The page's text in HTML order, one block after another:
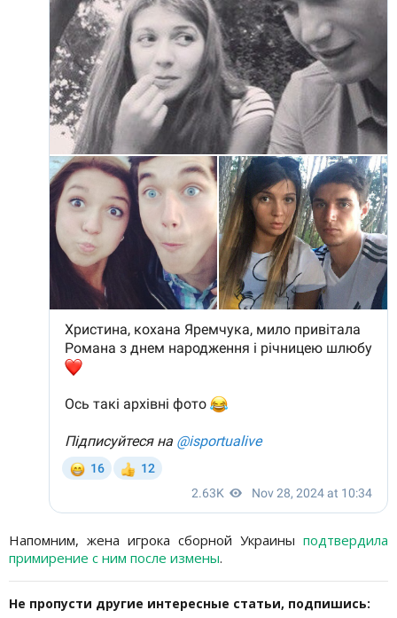
Напомним, жена игрока сборной Украины подтвердила
примирение с ним после измены.
Не пропусти другие интересные статьи, подпишись: